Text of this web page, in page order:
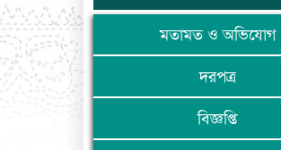
মতামত ও অভিযোগ
দরপত্র
বিজ্ঞপ্তি